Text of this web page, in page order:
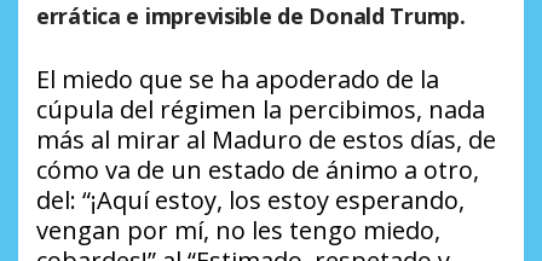
errática e imprevisible de Donald Trump.
El miedo que se ha apoderado de la
cúpula del régimen la percibimos, nada
más al mirar al Maduro de estos días, de
cómo va de un estado de ánimo a otro,
del: “¡Aquí estoy, los estoy esperando,
vengan por mí, no les tengo miedo,